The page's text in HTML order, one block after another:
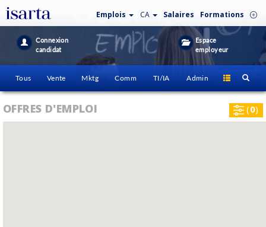
Emplois CA Salaires Formations
Connexion
candidat
Espace
employeur
Tous Vente Mktg Comm TI/IA Admin
OFFRES D'EMPLOI (0)